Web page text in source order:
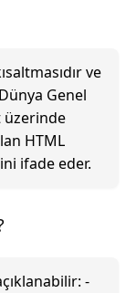
ve
Genel
üzerinde
HTML
ifade eder.
-